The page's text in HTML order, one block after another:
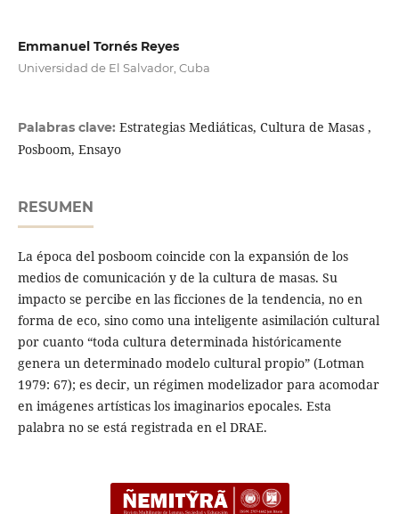
Emmanuel Tornés Reyes
Universidad de El Salvador, Cuba
Palabras clave: Estrategias Mediáticas, Cultura de Masas ,
Posboom, Ensayo
RESUMEN
La época del posboom coincide con la expansión de los
medios de comunicación y de la cultura de masas. Su
impacto se percibe en las ficciones de la tendencia, no en
forma de eco, sino como una inteligente asimilación cultural
por cuanto “toda cultura determinada históricamente
genera un determinado modelo cultural propio” (Lotman
1979: 67); es decir, un régimen modelizador para acomodar
en imágenes artísticas los imaginarios epocales. Esta
palabra no se está registrada en el DRAE.